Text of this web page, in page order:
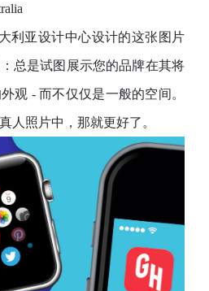
大利亚设计中心设计的这张图片
总是试图展示您的品牌在其将
观 - 而不仅仅是一般的空间。
人照片中，那就更好了。